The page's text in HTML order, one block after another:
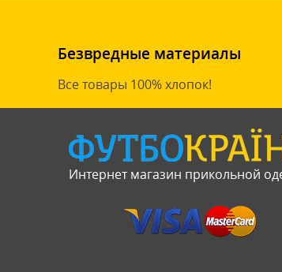
Безвредные материалы
Все товары 100% хлопок!
Интернет магазин прикольной